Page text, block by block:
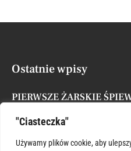
"Ciasteczka"
Używamy plików cookie, aby
Ostatnie wpisy
PIERWSZE ŻARSKIE
XVII NIEDZIELA ZWYKŁA